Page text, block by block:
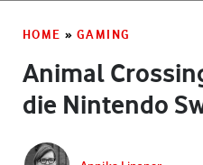
HOME » GAMING
Animal
die Nintendo